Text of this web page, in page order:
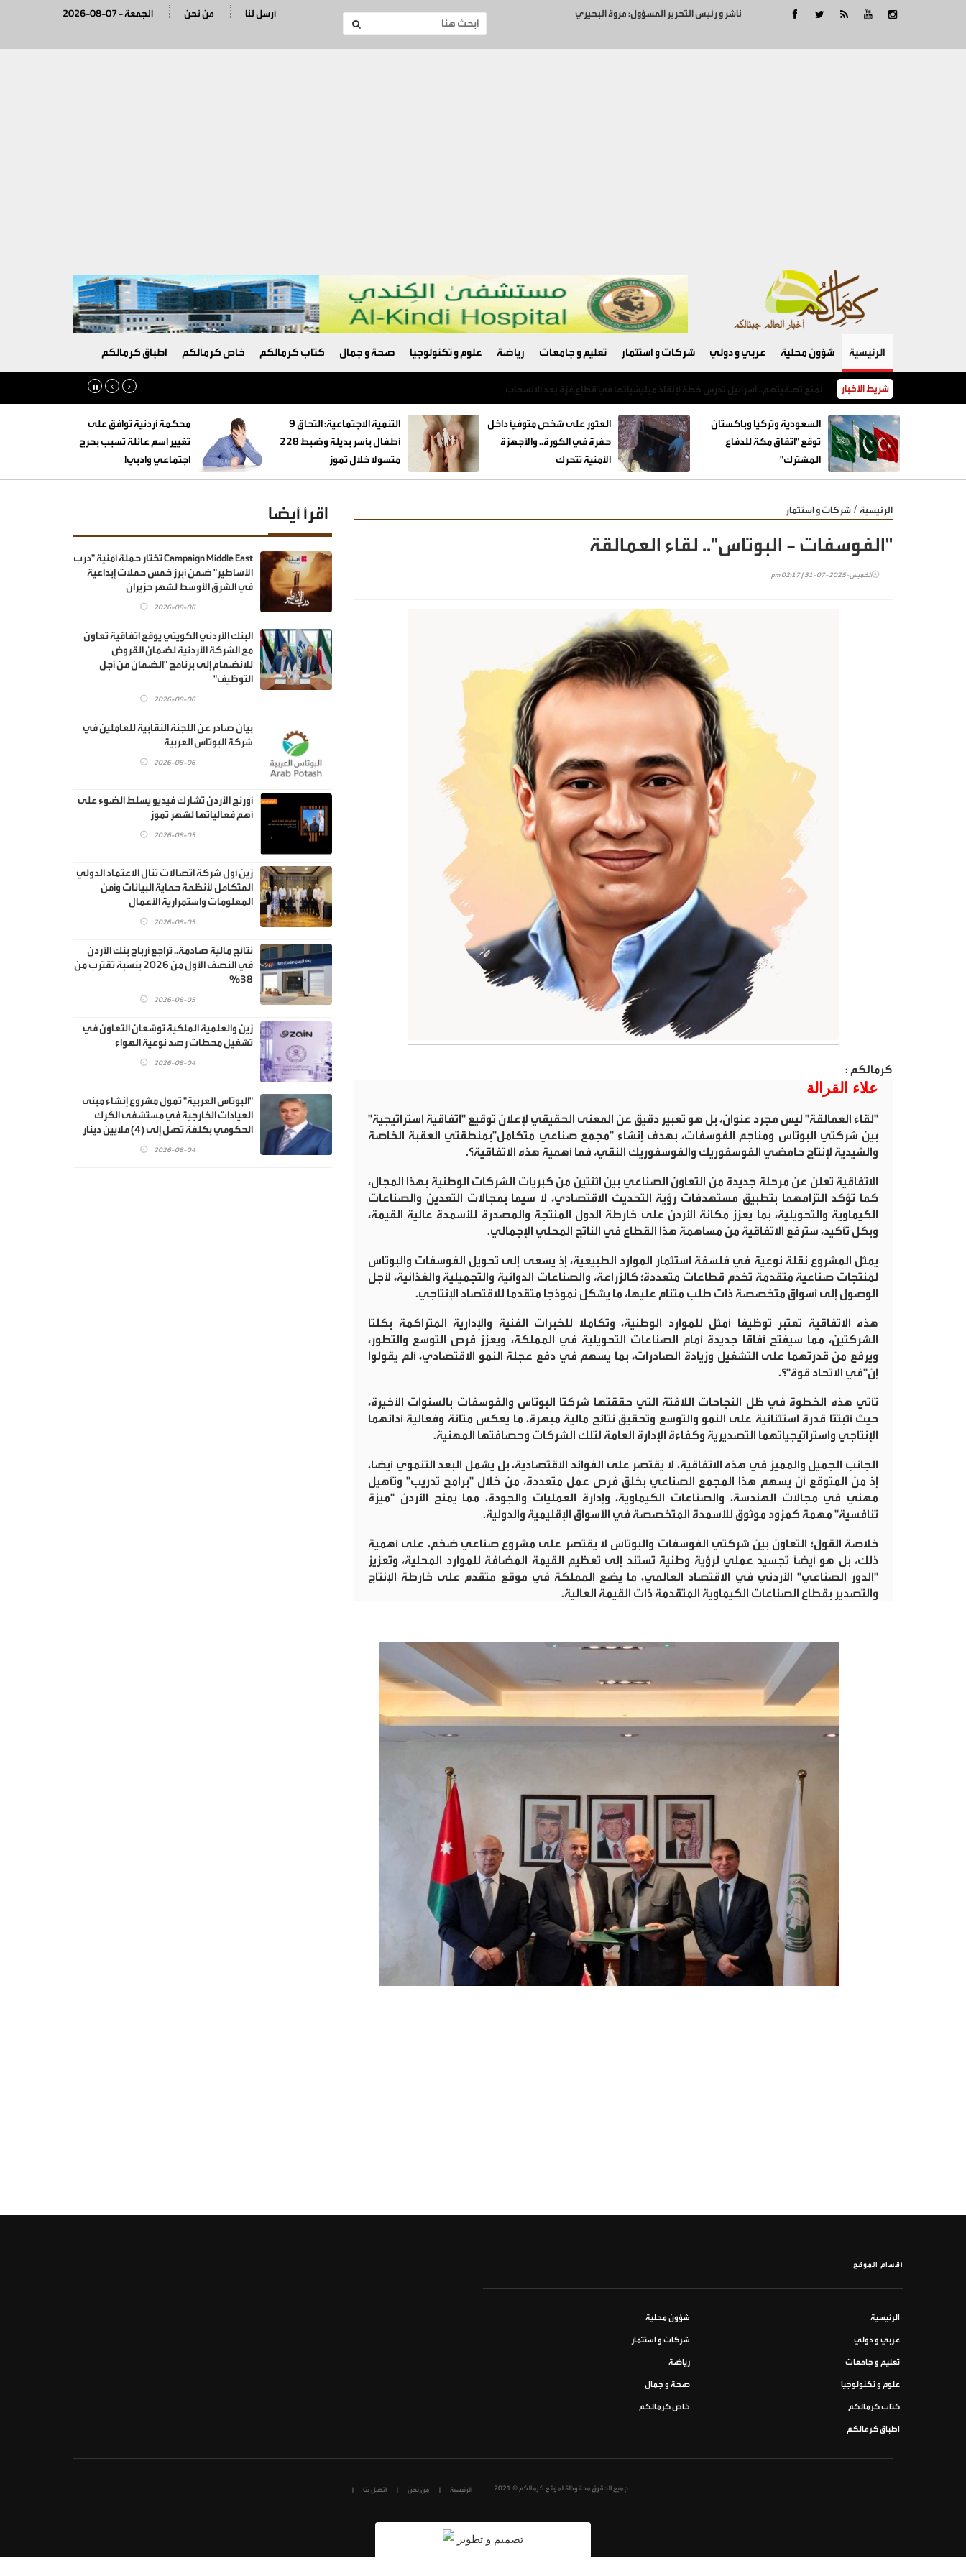
ناشر و رئيس التحرير المسؤول: مروة البحيري 2026-08-07 - الجمعة من نحن أرسل لنا
الرئيسية شؤون محلية عربي و دولي شركات و استثمار تعليم و جامعات رياضة علوم و تكنولوجيا صحة و جمال كتاب كرمالكم خاص كرمالكم اطباق كرمالكم
شريط الأخبار السعودية وتركيا وباكستان توقع "اتفاق مكة للدفاع المشترك"
السعودية وتركيا وباكستان
توقع "اتفاق مكة للدفاع
المشترك"
العثور على شخص متوفيًا داخل
حفرة في الكورة.. والأجهزة
الأمنية تتحرك
‏التنمية الاجتماعية: التحاق 9
أطفال بأسر بديلة وضبط 228
متسولا خلال تموز
محكمة أردنية توافق على
تغيير اسم عائلة تسبب بحرج
اجتماعي وادبي!
الرئيسية / شركات و استثمار
"الفوسفات - البوتاس".. لقاء العمالقة
الخميس-2025-07-31 | 02:17 pm
كرمالكم :
علاء القرالة
"لقاء العمالقة" ليس مجرد عنوان، بل هو تعبير دقيق عن المعنى الحقيقي لإعلان توقيع "اتفاقية استراتيجية"
بين شركتي البوتاس ومناجم الفوسفات، بهدف إنشاء "مجمع صناعي متكامل"بمنطقتي العقبة الخاصة
والشيدية لإنتاج حامضي الفوسفوريك والفوسفوريك النقي، فما أهمية هذه الاتفاقية؟.
الاتفاقية تعلن عن مرحلة جديدة من التعاون الصناعي بين اثنتين من كبريات الشركات الوطنية بهذا المجال،
كما تؤكد التزامهما بتطبيق مستهدفات رؤية التحديث الاقتصادي، لا سيما بمجالات التعدين والصناعات
الكيماوية والتحويلية، بما يعزز مكانة الأردن على خارطة الدول المنتجة والمصدرة للأسمدة عالية القيمة،
وبكل تأكيد، سترفع الاتفاقية من مساهمة هذا القطاع في الناتج المحلي الإجمالي.
يمثل المشروع نقلة نوعية في فلسفة استثمار الموارد الطبيعية، إذ يسعى إلى تحويل الفوسفات والبوتاس
لمنتجات صناعية متقدمة تخدم قطاعات متعددة؛ كالزراعة، والصناعات الدوائية والتجميلية والغذائية، لأجل
الوصول إلى أسواق متخصصة ذات طلب متنام عليها، ما يشكل نموذجا متقدما للاقتصاد الإنتاجي.
هذه الاتفاقية تعتبر توظيفا أمثل للموارد الوطنية، وتكاملا للخبرات الفنية والإدارية المتراكمة بكلتا
الشركتين، مما سيفتح آفاقا جديدة أمام الصناعات التحويلية في المملكة، ويعزز فرص التوسع والتطور،
ويرفع من قدرتهما على التشغيل وزيادة الصادرات، بما يسهم في دفع عجلة النمو الاقتصادي، ألم يقولوا
إن"في الاتحاد قوة"؟.
تأتي هذه الخطوة في ظل النجاحات اللافتة التي حققتها شركتا البوتاس والفوسفات بالسنوات الأخيرة،
حيث أثبتتا قدرة استثنائية على النمو والتوسع وتحقيق نتائج مالية مبهرة، ما يعكس متانة وفعالية أدائهما
الإنتاجي واستراتيجياتهما التصديرية وكفاءة الإدارة العامة لتلك الشركات وحصافتها المهنية.
الجانب الجميل والمميز في هذه الاتفاقية، لا يقتصر على الفوائد الاقتصادية، بل يشمل البعد التنموي أيضا،
إذ من المتوقع أن يسهم هذا المجمع الصناعي بخلق فرص عمل متعددة، من خلال "برامج تدريب" وتأهيل
مهني في مجالات الهندسة، والصناعات الكيماوية، وإدارة العمليات والجودة، مما يمنح الأردن "ميزة
تنافسية" مهمة كمزود موثوق للأسمدة المتخصصة في الأسواق الإقليمية والدولية.
خلاصة القول؛ التعاون بين شركتي الفوسفات والبوتاس لا يقتصر على مشروع صناعي ضخم، على أهمية
ذلك، بل هو أيضاً تجسيد عملي لرؤية وطنية تستند إلى تعظيم القيمة المضافة للموارد المحلية، وتعزيز
"الدور الصناعي" الأردني في الاقتصاد العالمي، ما يضع المملكة في موقع متقدم على خارطة الإنتاج
والتصدير بقطاع الصناعات الكيماوية المتقدمة ذات القيمة العالية.
اقرأ أيضا
Campaign Middle East تختار حملة أمنية "درب
الأساطير" ضمن أبرز خمس حملات إبداعية
في الشرق الأوسط لشهر حزيران
2026-08-06
البنك الأردني الكويتي يوقع اتفاقية تعاون
مع الشركة الأردنية لضمان القروض
للانضمام إلى برنامج "الضمان من أجل
التوظيف"
2026-08-06
بيان صادر عن اللجنة النقابية للعاملين في
شركة البوتاس العربية
2026-08-06
أورنج الأردن تشارك فيديو يسلط الضوء على
أهم فعالياتها لشهر تموز
2026-08-05
زين أول شركة اتصالات تنال الاعتماد الدولي
المتكامل لأنظمة حماية البيانات وأمن
المعلومات واستمرارية الأعمال
2026-08-05
نتائج مالية صادمة.. تراجع أرباح بنك الأردن
في النصف الأول من 2026 بنسبة تقترب من
38%
2026-08-05
زين والعلمية الملكية توسّعان التعاون في
تشغيل محطات رصد نوعية الهواء
2026-08-04
"البوتاس العربية" تمول مشروع إنشاء مبنى
العيادات الخارجية في مستشفى الكرك
الحكومي بكلفة تصل إلى (4) ملايين دينار
2026-08-04
أقسام الموقع
الرئيسية شؤون محلية
عربي و دولي شركات و استثمار
تعليم و جامعات رياضة
علوم و تكنولوجيا صحة و جمال
كتاب كرمالكم خاص كرمالكم
اطباق كرمالكم
جميع الحقوق محفوظة لموقع كرمالكم © 2021 اتصل بنا من نحن الرئيسية
تصميم و تطوير